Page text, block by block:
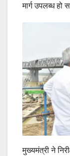
मार्ग उपलब्ध हो
मुख्यमंत्री ने